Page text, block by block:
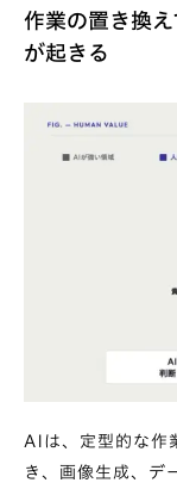
作業の置き換
が起きる
AIは、定型的な作
き、画像生成、デ